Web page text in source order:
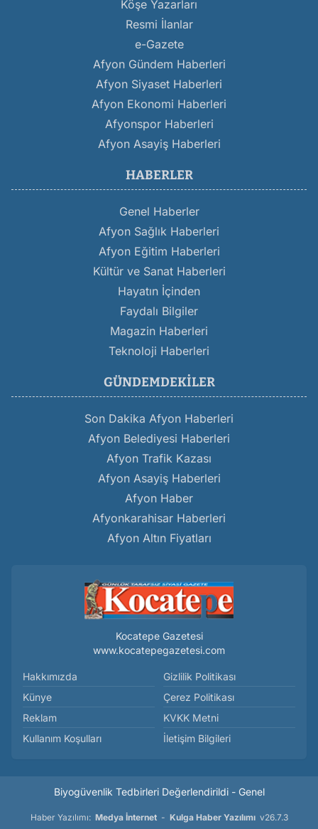
Köşe Yazarları
Resmi İlanlar
e-Gazete
Afyon Gündem Haberleri
Afyon Siyaset Haberleri
Afyon Ekonomi Haberleri
Afyonspor Haberleri
Afyon Asayiş Haberleri
HABERLER
Genel Haberler
Afyon Sağlık Haberleri
Afyon Eğitim Haberleri
Kültür ve Sanat Haberleri
Hayatın İçinden
Faydalı Bilgiler
Magazin Haberleri
Teknoloji Haberleri
GÜNDEMDEKILER
Son Dakika Afyon Haberleri
Afyon Belediyesi Haberleri
Afyon Trafik Kazası
Afyon Asayiş Haberleri
Afyon Haber
Afyonkarahisar Haberleri
Afyon Altın Fiyatları
Kocatepe Gazetesi
www.kocatepegazetesi.com
Hakkımızda
Künye
Reklam
Kullanım Koşulları
Gizlilik Politikası
Çerez Politikası
KVKK Metni
İletişim Bilgileri
Biyogüvenlik Tedbirleri Değerlendirildi - Genel
Haber Yazılımı: Medya İnternet - Kulga Haber Yazılımı v26.7.3